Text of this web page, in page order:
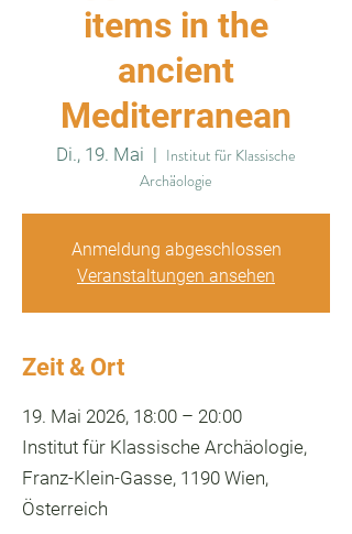
items in the
ancient
Mediterranean
Di., 19. Mai
  |
Institut für Klassische
Archäologie
Anmeldung abgeschlossen
Veranstaltungen ansehen
Zeit & Ort
19. Mai 2026, 18:00 – 20:00
Institut für Klassische Archäologie,
Franz-Klein-Gasse, 1190 Wien,
Österreich